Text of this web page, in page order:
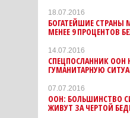
18.07.2016
БОГАТЕЙШИЕ СТРАНЫ
МЕНЕЕ 9 ПРОЦЕНТОВ
14.07.2016
СПЕЦПОСЛАННИК ООН
ГУМАНИТАРНУЮ
07.07.2016
ООН: БОЛЬШИНСТВО
ЖИВУТ ЗА ЧЕРТОЙ